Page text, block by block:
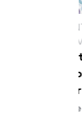
MONTAGNE
Montagne
negovalna
Hydration
Maseczki w